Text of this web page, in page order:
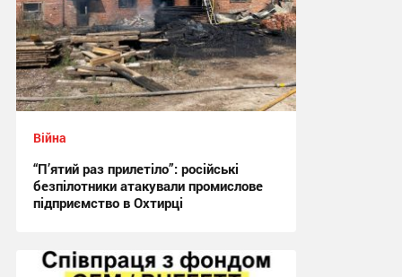
Війна
“П’ятий раз прилетіло”: російські
безпілотники атакували промислове
підприємство в Охтирці
21:29 вчора